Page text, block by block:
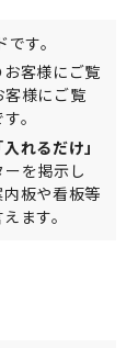
す。
客様にご覧
客様にご覧
。
入れるだけ」
を掲示し
板や看板等
ます。